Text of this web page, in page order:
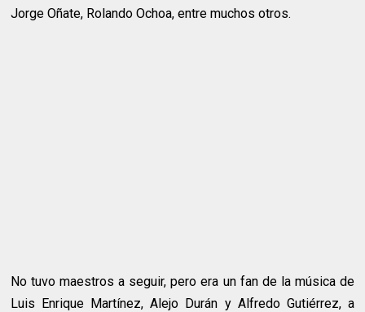
Jorge Oñate, Rolando Ochoa, entre muchos otros.
No tuvo maestros a seguir, pero era un fan de la música de
Luis Enrique Martínez, Alejo Durán y Alfredo Gutiérrez, a